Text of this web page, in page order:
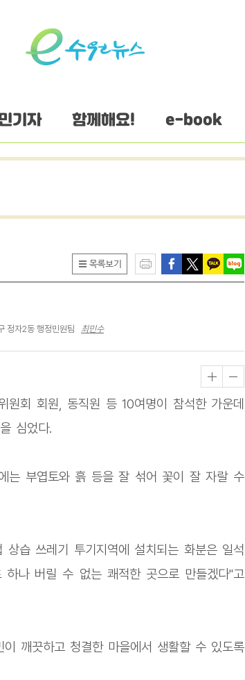
기자 함께해요! e-book
정자2동 행정민원팀 최민수
회 회원, 동직원 등 10여명이 참석한 가운데
심었다.
는 부엽토와 흙 등을 잘 섞어 꽃이 잘 자랄 수
습 쓰레기 투기지역에 설치되는 화분은 일석
나 버릴 수 없는 쾌적한 곳으로 만들겠다"고
깨끗하고 청결한 마을에서 생활할 수 있도록